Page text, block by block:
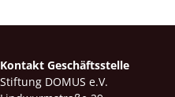
Kontakt Geschäftsstelle
Stiftung DOMUS e.V.